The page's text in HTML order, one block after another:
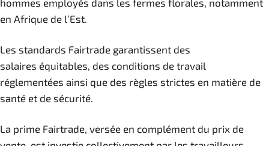
hommes employés dans les fermes florales, notamment
en Afrique de l’Est.
Les standards Fairtrade garantissent des
salaires équitables, des conditions de travail
réglementées ainsi que des règles strictes en matière de
santé et de sécurité.
La prime Fairtrade, versée en complément du prix de